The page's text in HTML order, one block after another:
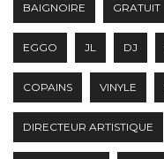
BAIGNOIRE GRATUIT
EGGO JL DJ
COPAINS VINYLE
DIRECTEUR ARTISTIQUE